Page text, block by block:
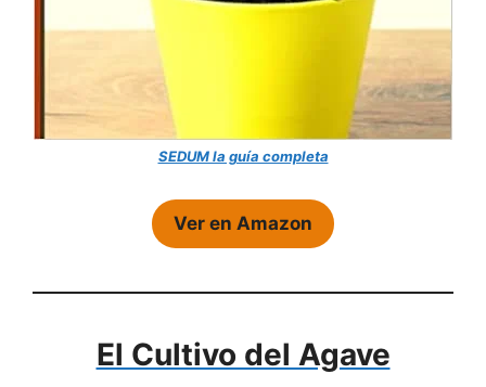
SEDUM la guía completa
Ver en Amazon
El Cultivo del Agave